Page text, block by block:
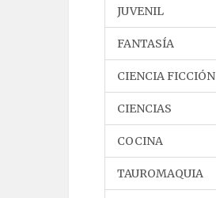
JUVENIL
FANTASÍA
CIENCIA FICCIÓN
CIENCIAS
COCINA
TAUROMAQUIA